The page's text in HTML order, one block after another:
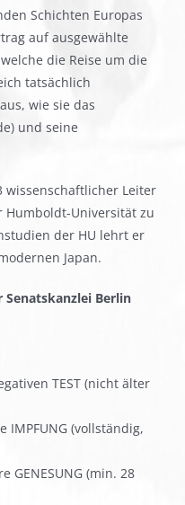
Schichten Europas
auf ausgewählte
die Reise um die
tatsächlich
wie sie das
und seine
wissenschaftlicher Leiter
Humboldt-Universität zu
der HU lehrt er
Japan.
Berlin
TEST (nicht älter
IMPFUNG (vollständig,
GENESUNG (min. 28